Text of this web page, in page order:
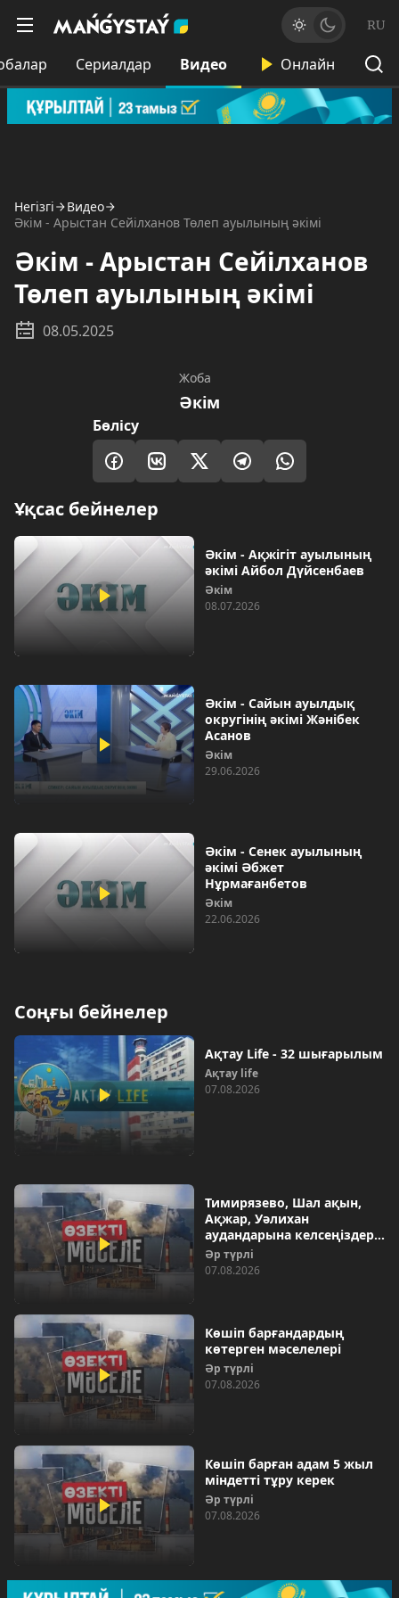
RU
Сериалдар Видео Онлайн
Негізгі
Видео
Әкім - Арыстан Сейілханов Төлеп ауылының әкімі
Әкім - Арыстан Сейілханов
Төлеп ауылының әкімі
08.05.2025
Жоба
Әкім
Бөлісу
Ұқсас бейнелер
Әкім - Ақжігіт ауылының
әкімі Айбол Дүйсенбаев
Әкім
08.07.2026
Әкім - Сайын ауылдық
округінің әкімі Жәнібек
Асанов
Әкім
29.06.2026
Әкім - Сенек ауылының
әкімі Әбжет
Нұрмағанбетов
Әкім
22.06.2026
Соңғы бейнелер
Ақтау Life - 32 шығарылым
Ақтау life
07.08.2026
Тимирязево, Шал ақын,
Ақжар, Уәлихан
аудандарына келсеңіздер…
Әр түрлі
07.08.2026
Көшіп барғандардың
көтерген мәселелері
Әр түрлі
07.08.2026
Көшіп барған адам 5 жыл
міндетті тұру керек
Әр түрлі
07.08.2026